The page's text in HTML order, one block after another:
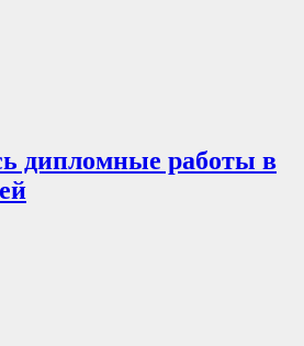
дипломные работы в